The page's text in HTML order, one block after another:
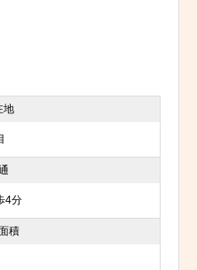
地
4分
積